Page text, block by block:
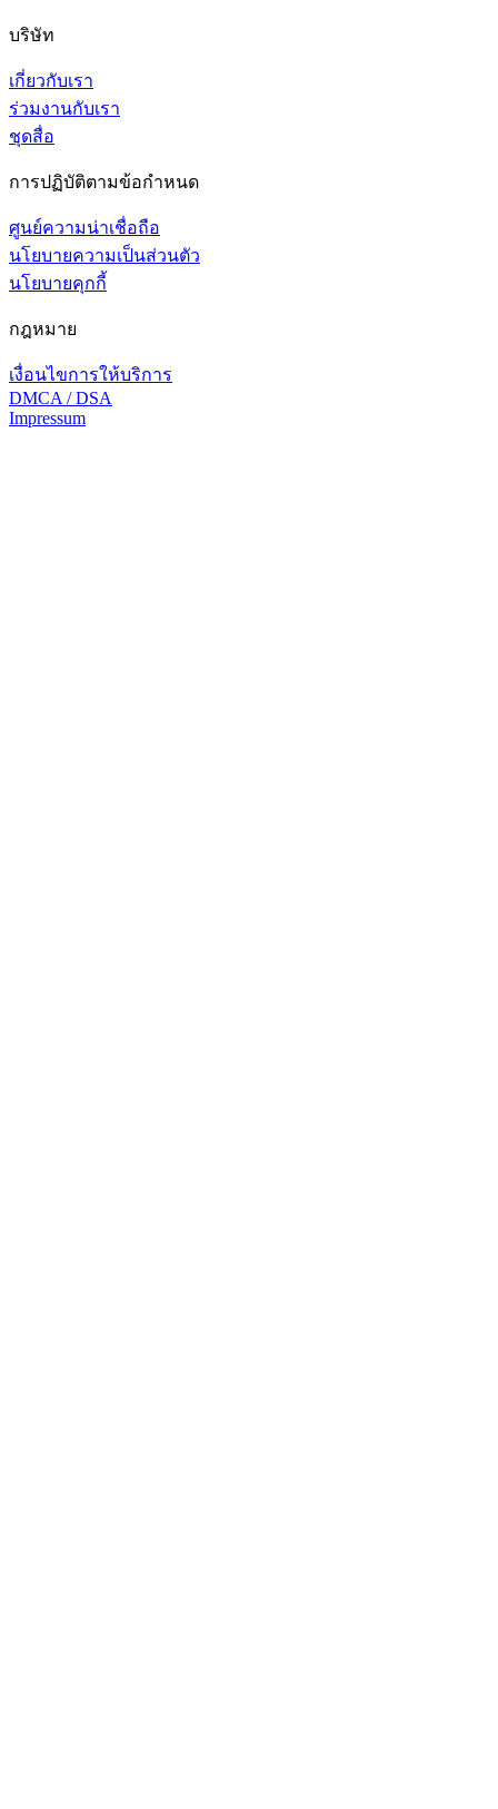
บริษัท
เกี่ยวกับเรา
ร่วมงานกับเรา
ชุดสื่อ
การปฏิบัติตามข้อกำหนด
ศูนย์ความน่าเชื่อถือ
นโยบายความเป็นส่วนตัว
นโยบายคุกกี้
กฎหมาย
เงื่อนไขการให้บริการ
DMCA / DSA
Impressum